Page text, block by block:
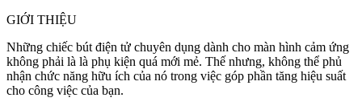
GIỚI THIỆU
Những chiếc bút điện tử chuyên dụng dành cho màn hình cảm ứng
không phải là là phụ kiện quá mới mẻ. Thế nhưng, không thể phủ
nhận chức năng hữu ích của nó trong việc góp phần tăng hiệu suất
cho công việc của bạn.